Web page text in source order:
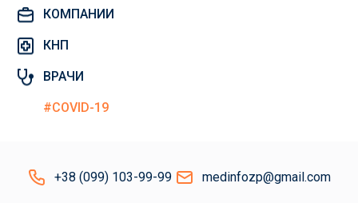
КОМПАНИИ
КНП
ВРАЧИ
#COVID-19
+38 (099) 103-99-99 medinfozp@gmail.com